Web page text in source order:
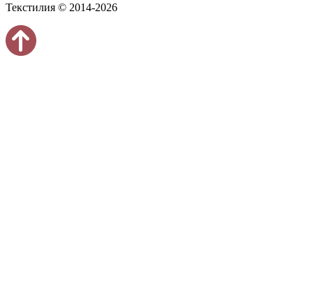
Текстилия © 2014-2026